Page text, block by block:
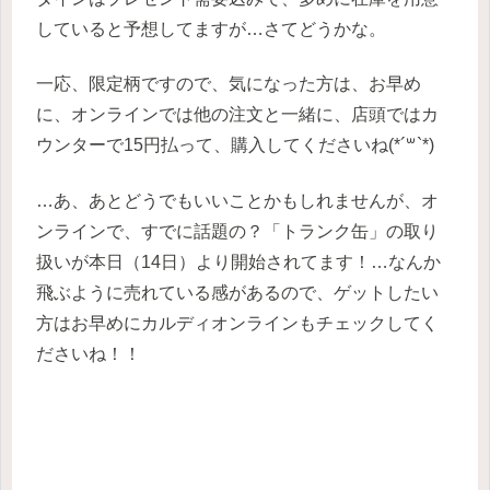
していると予想してますが…さてどうかな。
一応、限定柄ですので、気になった方は、お早め
に、オンラインでは他の注文と一緒に、店頭ではカ
ウンターで15円払って、購入してくださいね(*´꒳`*)
…あ、あとどうでもいいことかもしれませんが、オ
ンラインで、すでに話題の？「トランク缶」の取り
扱いが本日（14日）より開始されてます！…なんか
飛ぶように売れている感があるので、ゲットしたい
方はお早めにカルディオンラインもチェックしてく
ださいね！！